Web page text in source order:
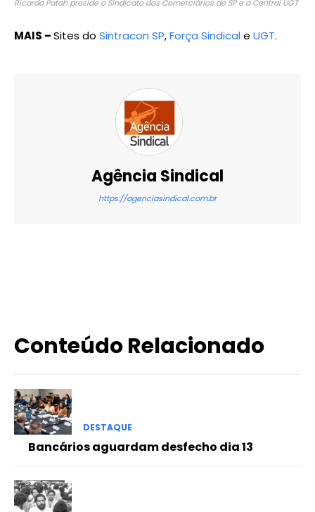
Ricardo Patah preside o Sindicato dos Comerciários de SP e a Central UGT
MAIS –Sites do Sintracon SP,Força Sindicale UGT.
Agência Sindical
https://agenciasindical.com.br
Conteúdo Relacionado
DESTAQUE
Bancários aguardam desfecho dia 13